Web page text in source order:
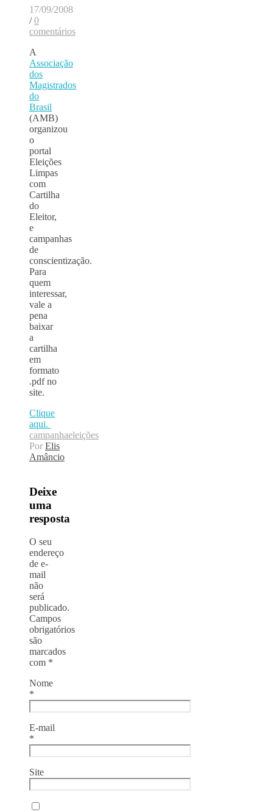
17/09/2008
/ 0
comentários
A
Associação
dos
Magistrados
do
Brasil
(AMB)
organizou
o
portal
Eleições
Limpas
com
Cartilha
do
Eleitor,
e
campanhas
de
conscientização.
Para
quem
interessar,
vale a
pena
baixar
a
cartilha
em
formato
.pdf no
site.
Clique
aqui.
campanhaeleições
Por Elis
Amâncio
Deixe
uma
resposta
O seu
endereço
de e-
mail
não
será
publicado.
Campos
obrigatórios
são
marcados
com *
Nome
*
E-mail
*
Site